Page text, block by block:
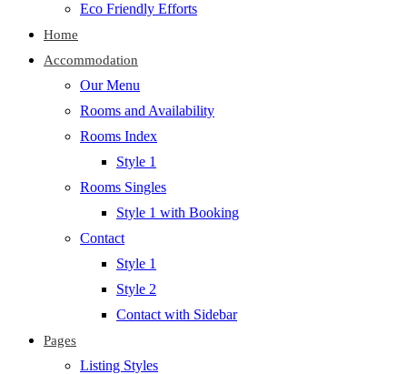
Eco Friendly Efforts
Home
Accommodation
Our Menu
Rooms and Availability
Rooms Index
Style 1
Rooms Singles
Style 1 with Booking
Contact
Style 1
Style 2
Contact with Sidebar
Pages
Listing Styles